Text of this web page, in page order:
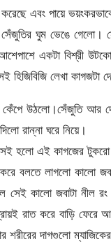
এবং পায়ে
ঘুম ভেঙে গেলো।
একটা বিশ্রী
হিজিবিজি লেখা
উঠলো।সেঁজুতি আর
রান্না ঘরে নিয়ে।
হলো এই কাগজের
বলতে লাগলো কালো
সেই কালো জবাটা নীল
রাত করে বাড়ি
শরীরের দাগগুলো